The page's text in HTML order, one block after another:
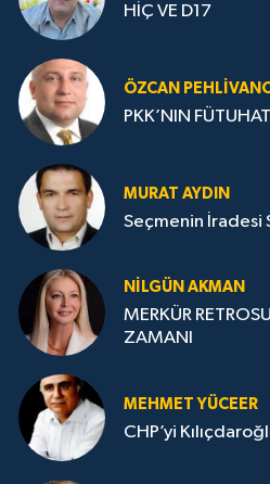
HİÇ VE D17
ÖZCAN
PKK’NIN
MURAT AYDIN
Seçmenin İradesi
NILGÜN AKMAN
MERKÜR
ZAMANI
MEHMET YÜCEER
CHP’yi